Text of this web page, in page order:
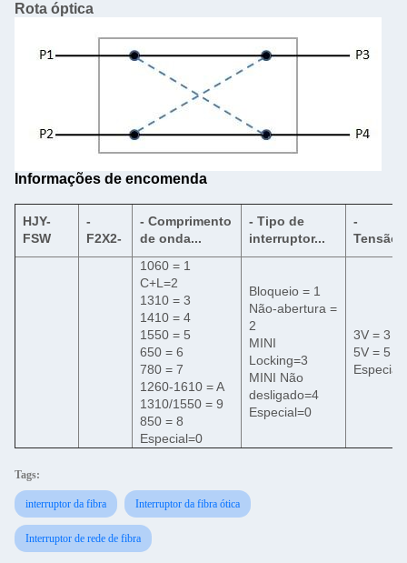
Rota óptica
Informações de encomenda
HJY-
FSW
-
F2X2-
- Comprimento
de onda...
- Tipo de
interruptor...
-
1060 = 1
C+L=2
1310 = 3
1410 = 4
1550 = 5
650 = 6
780 = 7
1260-1610 = A
1310/1550 = 9
850 = 8
Especial=0
Bloqueio = 1
Não-abertura =
2
MINI
Locking=3
MINI Não
desligado=4
Especial=0
3V = 3
5V = 5
Tags:
interruptor da fibra Interruptor da fibra ótica
Interruptor de rede de fibra